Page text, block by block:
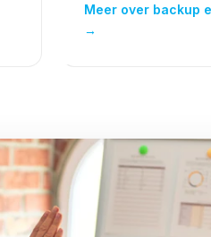
Meer over backup
→